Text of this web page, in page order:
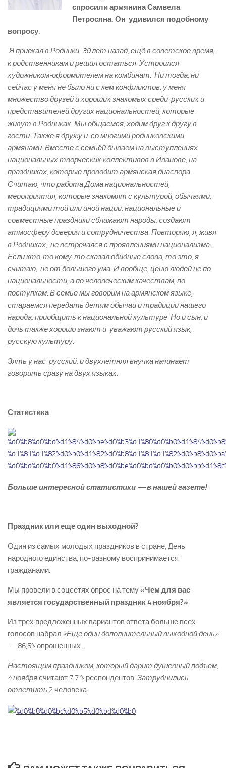
спросили армянина Самвела
Петросяна. Он удивился подобному
вопросу.
­ Я приехал в Родники 30 лет назад, ещё в советское время,
к родственникам и решил остаться. Устроился
художником­-оформителем на комбинат. Ни тогда, ни
сейчас у меня не было ни с кем конфликтов, у меня
множество друзей и хороших знакомых среди русских и
представителей других национальностей, которые
живут в Родниках. Мы общаемся, ходим друг к другу в
гости. Также я дружу и со многими родниковскими
армянами. Вместе с семьёй бываем на выступлениях
национальных творческих коллективов в Иванове, на
праздниках, которые проводит армянская диаспора.
Считаю, что работа Дома национальностей,
мероприятия, которые знакомят с культурой, обычаями,
традициями той или иной нации, национальные и
совместные праздники сближают народы, создают
атмосферу доверия и сотрудничества. Повторяю, я, живя
в Родниках, не встречался с проявлениями национализма.
Если кто­-то кому­-то сказал обидные слова, то это, я
считаю, не от большого ума. И вообще, ценю людей не по
национальности, а по человеческим качествам, по
поступкам. В семье мы говорим на армянском языке,
стараемся передать детям обычаи и традиции нашего
народа, приобщить к национальной культуре. Но и сын, и
дочь также хорошо знают и уважают русский язык,
русскую культуру.
Зять у нас ­ русский, и двухлетняя внучка начинает
говорить сразу на двух языках.
Статистика
Больше интересной статистики — в нашей газете!
Праздник или еще один выходной?
Один из самых молодых праздников в стране, День
народного единства, по­-разному воспринимается
гражданами.
Мы провели в соцсетях опрос на тему«Чем для вас
является государственный праздник 4 ноября?»
Из трех предложенных вариантов ответа больше всех
голосов набрал «Еще один дополнительный выходной день»
—­ 86,5% опрошенных.
Настоящим праздником, который дарит душевный подъем,
4 ноябрясчитают 7,7 % респондентов. Затруднились
ответить 2 человека.